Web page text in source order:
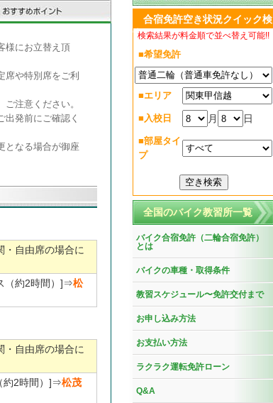
様にお立替え頂
席や特別席をご利
注意ください。
出発前にご確認く
となる場合が御座
・自由席の場合に
（約2時間）]⇒松
・自由席の場合に
約2時間）]⇒松茂
合宿免許空き状況クイック検
索検索結果が料金順で並べ替え可能!!
■希望免許
■エリア
■入校日 月 日
■部屋タイ
プ
全国のバイク教習所一覧
バイク合宿免許（二輪合宿免許）
とは
バイクの車種・取得条件
教習スケジュール〜免許交付まで
お申し込み方法
お支払い方法
ラクラク運転免許ローン
Q&A